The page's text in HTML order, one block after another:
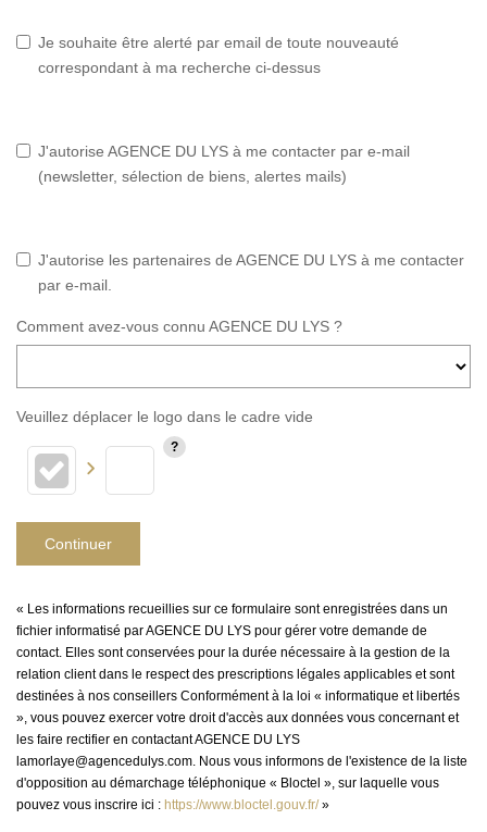
Je souhaite être alerté par email de toute nouveauté
correspondant à ma recherche ci-dessus
J'autorise AGENCE DU LYS à me contacter par e-mail
(newsletter, sélection de biens, alertes mails)
J'autorise les partenaires de AGENCE DU LYS à me contacter
par e-mail.
Comment avez-vous connu AGENCE DU LYS ?
Veuillez déplacer le logo dans le cadre vide
Continuer
« Les informations recueillies sur ce formulaire sont enregistrées dans un
fichier informatisé par AGENCE DU LYS pour gérer votre demande de
contact. Elles sont conservées pour la durée nécessaire à la gestion de la
relation client dans le respect des prescriptions légales applicables et sont
destinées à nos conseillers Conformément à la loi « informatique et libertés
», vous pouvez exercer votre droit d'accès aux données vous concernant et
les faire rectifier en contactant AGENCE DU LYS
lamorlaye@agencedulys.com. Nous vous informons de l'existence de la liste
d'opposition au démarchage téléphonique « Bloctel », sur laquelle vous
pouvez vous inscrire ici : https://www.bloctel.gouv.fr/»